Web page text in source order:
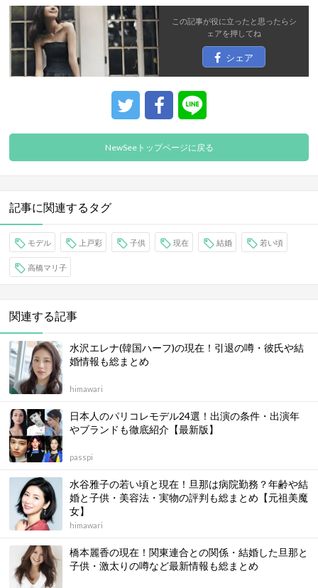
この記事が役に立ったと思ったらシ
ェアを押してね
シェア
NewSeeトップページに戻る
記事に関連するタグ
モデル 上戸彩 子供 現在 結婚 若い頃
高橋マリ子
関連する記事
水沢エレナ(韓国ハーフ)の現在！引退の噂・彼氏や結
婚情報も総まとめ
himawari
日本人のパリコレモデル24選！出演の条件・出演年
やブランドも徹底紹介【最新版】
passpi
水谷雅子の若い頃と現在！旦那は病院勤務？年齢や結
婚と子供・美容法・実物の評判も総まとめ【元祖美魔
女】
himawari
橋本麗香の現在！関東連合との関係・結婚した旦那と
子供・激太りの噂など最新情報も総まとめ